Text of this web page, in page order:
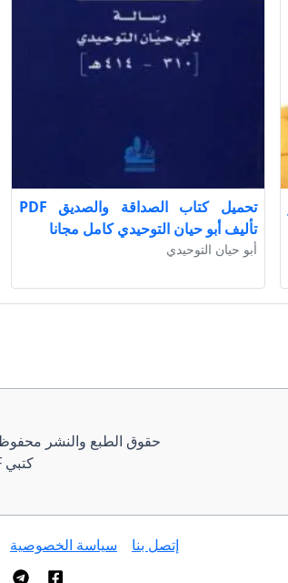
تحميل كتاب الصداقة والصديق PDF
تأليف أبو حيان التوحيدي كامل مجانا
أبو حيان التوحيدي
كتبي PDF
إتصل بنا سياسة الخصوصية